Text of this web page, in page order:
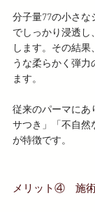
分子量77の小さな
でしっかり浸透し
します。その結果
うな柔らかく弾力
ます。
従来のパーマにあ
サつき」「不自然
が特徴です。
メリット④　施